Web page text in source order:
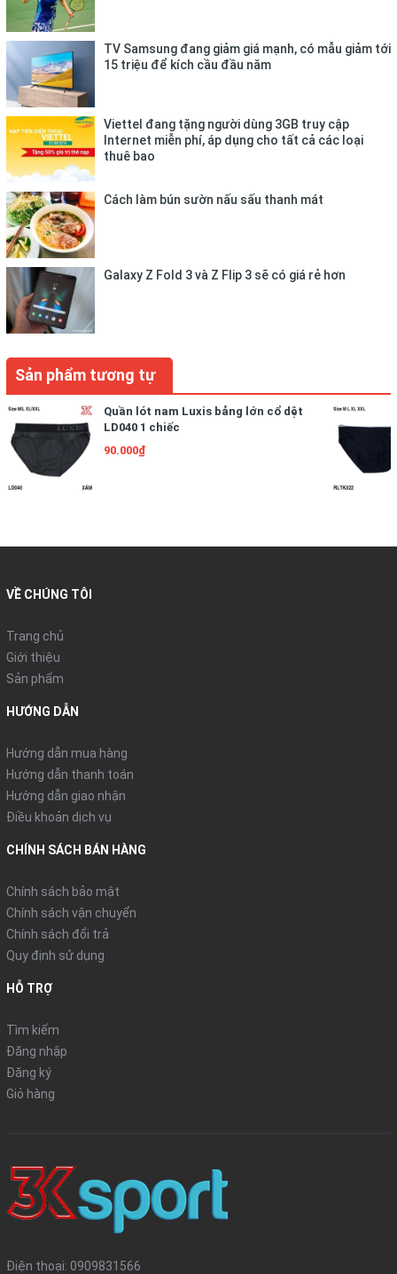
TV Samsung đang giảm giá mạnh, có mẫu giảm tới
15 triệu để kích cầu đầu năm
Viettel đang tặng người dùng 3GB truy cập
Internet miễn phí, áp dụng cho tất cả các loại
thuê bao
Cách làm bún sườn nấu sấu thanh mát
Galaxy Z Fold 3 và Z Flip 3 sẽ có giá rẻ hơn
Sản phẩm tương tự
Quần lót nam Luxis bảng lớn cổ dệt
LD040 1 chiếc
90.000₫
VỀ CHÚNG TÔI
Trang chủ
Giới thiệu
Sản phẩm
HƯỚNG DẪN
Hướng dẫn mua hàng
Hướng dẫn thanh toán
Hướng dẫn giao nhận
Điều khoản dịch vụ
CHÍNH SÁCH BÁN HÀNG
Chính sách bảo mật
Chính sách vận chuyển
Chính sách đổi trả
Quy định sử dụng
HỖ TRỢ
Tìm kiếm
Đăng nhập
Đăng ký
Giỏ hàng
Điện thoại: 0909831566